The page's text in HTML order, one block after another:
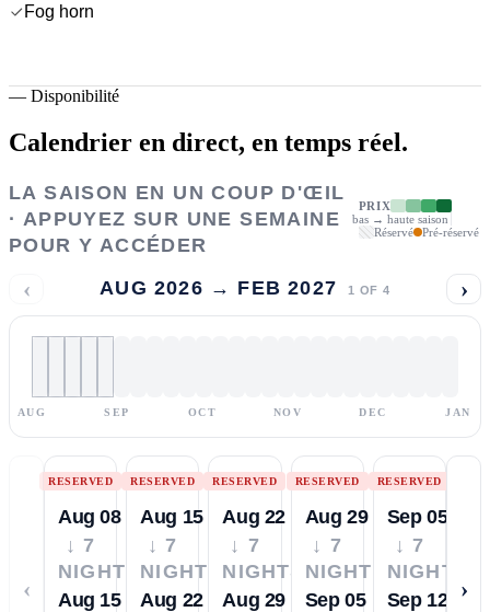
Fog horn
— Disponibilité
Calendrier en direct, en temps réel.
LA SAISON EN UN COUP D'ŒIL
· APPUYEZ SUR UNE SEMAINE
POUR Y ACCÉDER
PRIX
bas → haute saison
Réservé
Pré-réservé
‹ AUG 2026 → FEB 2027 1 OF 4 ›
AUG SEP OCT NOV DEC JAN
‹
RESERVED
Aug 08
↓ 7
NIGHTS
Aug 15
RESERVED
Aug 15
↓ 7
NIGHTS
Aug 22
RESERVED
Aug 22
↓ 7
NIGHTS
Aug 29
RESERVED
Aug 29
↓ 7
NIGHTS
Sep 05
RESERVED
Sep 05
↓ 7
NIGHTS
Sep 12
›